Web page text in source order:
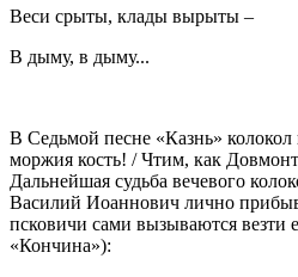
Веси срыты, клады вырыты –
В дыму, в дыму...
В Седьмой песне «Казнь»
моржия кость! / Чтим, как
Дальнейшая судьба вечевого
Василий Иоаннович лично
псковичи сами вызываются везти
«Кончина»):